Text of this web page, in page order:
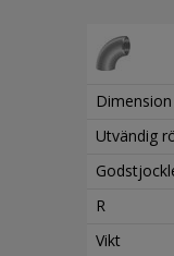
Utvändig
R
Vikt